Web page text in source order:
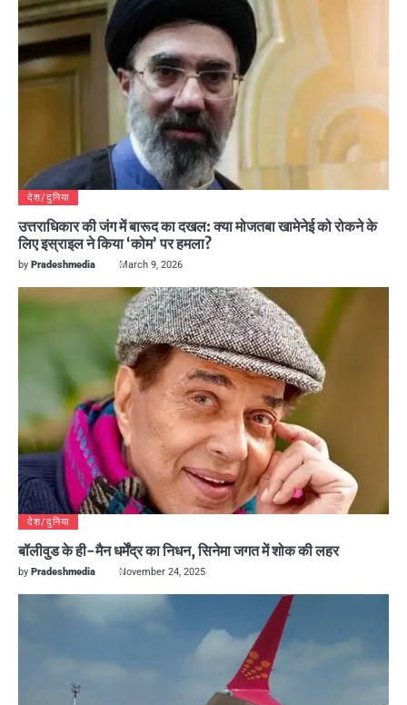
देश/दुनिया
उत्तराधिकार की जंग में बारूद का दखल: क्या मोजतबा खामेनेई को रोकने के
लिए इस्राइल ने किया ‘कोम’ पर हमला?
by Pradeshmedia March 9, 2026
देश/दुनिया
बॉलीवुड के ही-मैन धर्मेंद्र का निधन, सिनेमा जगत में शोक की लहर
by Pradeshmedia November 24, 2025